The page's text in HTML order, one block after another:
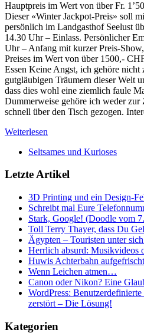
Hauptpreis im Wert von über Fr.
Dieser «Winter Jackpot-Preis» soll
persönlich im Landgasthof Seelust
14.30 Uhr – Einlass. Persönlicher
Uhr – Anfang mit kurzer Preis-
Preises im Wert von über 1500,-
Essen Keine Angst, ich gehöre nicht
gutgläubigen Träumern dieser Welt
dass dies wohl eine ziemlich faule
Dummerweise gehöre ich weder
schnell über den Tisch gezogen.
Weiterlesen
Seltsames und Kurioses
Letzte Artikel
3D Printing und ein Design-
Schreibt mal Eure
Stark, Google! (Doodle vom
Toll Terry Thayer, dass Du
Ägypten – Touristen unter
Herrlich absurd: Musikvideos
Huwis Achterbahn
Wenn Leichen atmen…
Canon oder Nikon? Eine
WordPress:
zerstört – Die Lösung!
Kategorien